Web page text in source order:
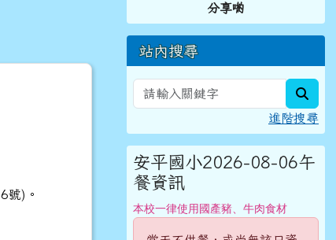
號)。
分享喲
站內搜尋
進階搜尋
安平國小2026-08-06午
餐資訊
本校一律使用國產豬、牛肉食材